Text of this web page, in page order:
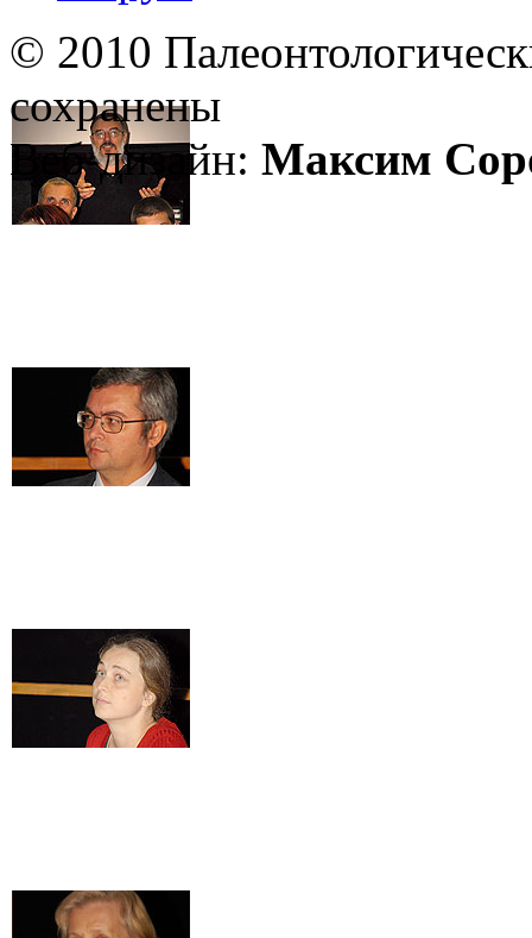
© 2010
сохранены
Веб-дизайн: Максим